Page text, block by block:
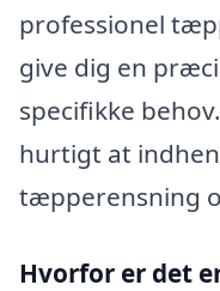
professionel
give dig en
specifikke
hurtigt at
tæpperensning
Hvorfor er det